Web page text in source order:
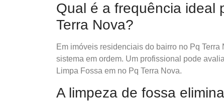
Qual é a frequência ideal
Terra Nova?
Em imóveis residenciais do bairro no Pq
sistema em ordem. Um profissional pode
Limpa Fossa em no Pq Terra Nova.
A limpeza de fossa